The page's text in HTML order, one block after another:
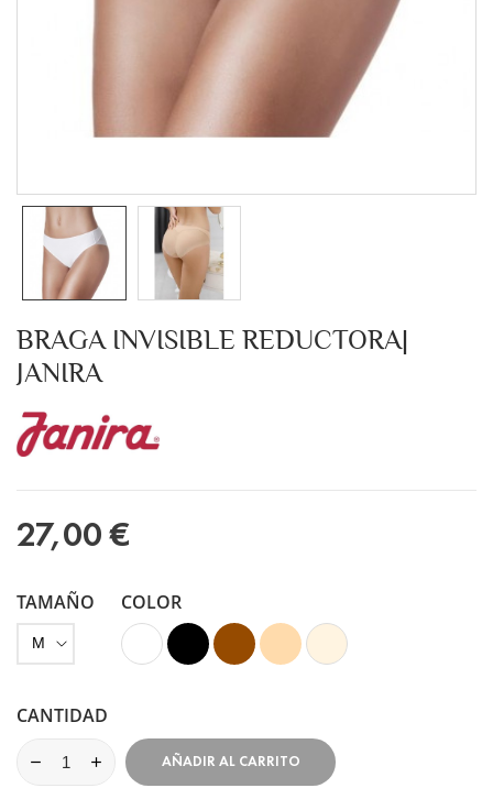
BRAGA INVISIBLE REDUCTORA|
JANIRA
27,00 €
TAMAÑO COLOR
BlancoNegro MarrónVison Marfil
CANTIDAD
AÑADIR AL CARRITO